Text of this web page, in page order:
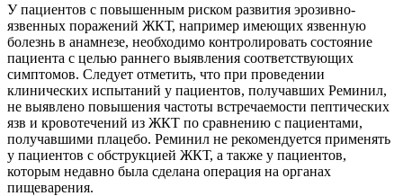
У пациентов с повышенным риском развития эрозивно-
язвенных поражений ЖКТ, например имеющих язвенную
болезнь в анамнезе, необходимо контролировать состояние
пациента с целью раннего выявления соответствующих
симптомов. Следует отметить, что при проведении
клинических испытаний у пациентов, получавших Реминил,
не выявлено повышения частоты встречаемости пептических
язв и кровотечений из ЖКТ по сравнению с пациентами,
получавшими плацебо. Реминил не рекомендуется применять
у пациентов с обструкцией ЖКТ, а также у пациентов,
которым недавно была сделана операция на органах
пищеварения.